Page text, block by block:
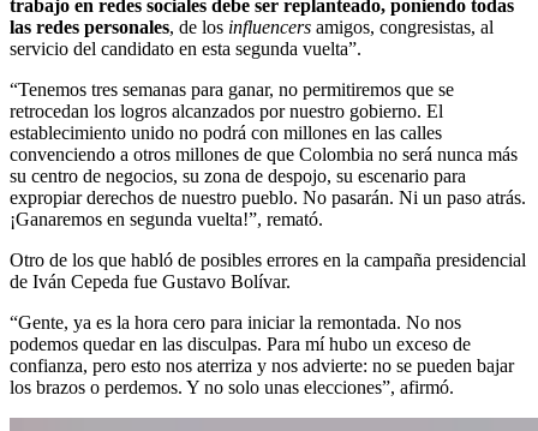
trabajo en redes sociales debe ser replanteado, poniendo todas
las redes personales, de los influencers amigos, congresistas, al
servicio del candidato en esta segunda vuelta”.
“Tenemos tres semanas para ganar, no permitiremos que se
retrocedan los logros alcanzados por nuestro gobierno. El
establecimiento unido no podrá con millones en las calles
convenciendo a otros millones de que Colombia no será nunca más
su centro de negocios, su zona de despojo, su escenario para
expropiar derechos de nuestro pueblo. No pasarán. Ni un paso atrás.
¡Ganaremos en segunda vuelta!”, remató.
Otro de los que habló de posibles errores en la campaña presidencial
de Iván Cepeda fue Gustavo Bolívar.
“Gente, ya es la hora cero para iniciar la remontada. No nos
podemos quedar en las disculpas. Para mí hubo un exceso de
confianza, pero esto nos aterriza y nos advierte: no se pueden bajar
los brazos o perdemos. Y no solo unas elecciones”, afirmó.